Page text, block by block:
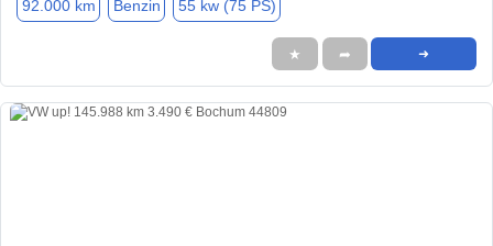
92.000 km Benzin 55 kw (75 PS)
★ ➦ ➜